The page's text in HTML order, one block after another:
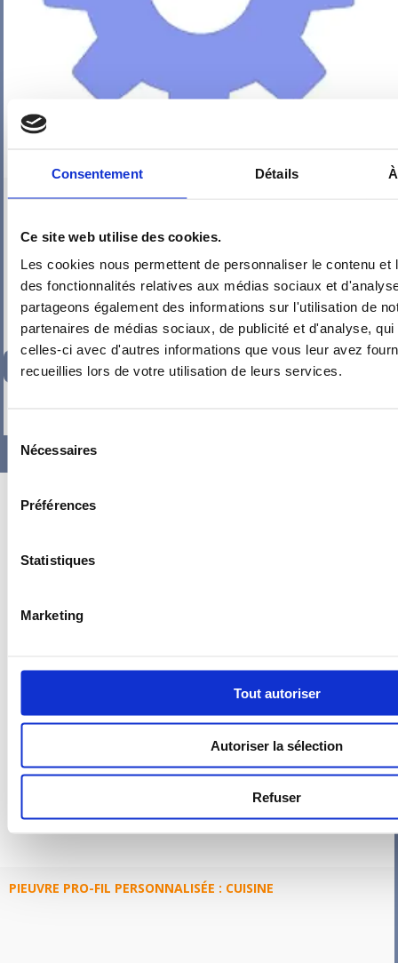
Consentement Détails
Ce site web utilise des cookies.
Les cookies nous permettent de personnaliser le contenu et
des fonctionnalités relatives aux médias sociaux et
partageons également des informations sur l'utilisation de
partenaires de médias sociaux, de publicité et d'analyse,
celles-ci avec d'autres informations que vous leur avez
recueillies lors de votre utilisation de leurs services.
Sélection
consentement
Nécessaires
Préférences
Statistiques
Marketing
Tout autoriser
Autoriser la sélection
Refuser
PIEUVRE PRO-FIL PERSONNALISÉE : CHAMBRE 2
347,10€ TTC
PIEUVRE PRO-FIL PERSONNALISÉE : CUISINE